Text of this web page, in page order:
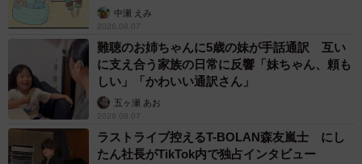
中瀬 えみ
2026.08.07
難聴のお姉ちゃんに5歳の妹が手話通訳 互い
に支え合う家族の日常に反響「妹ちゃん、頼も
しい」「かわいい通訳さん」
五ヶ瀬 あお
2026.08.07
ラストライブ控えるT-BOLAN森友嵐士 にし
たん社長がTikTok内で独占インタビュー